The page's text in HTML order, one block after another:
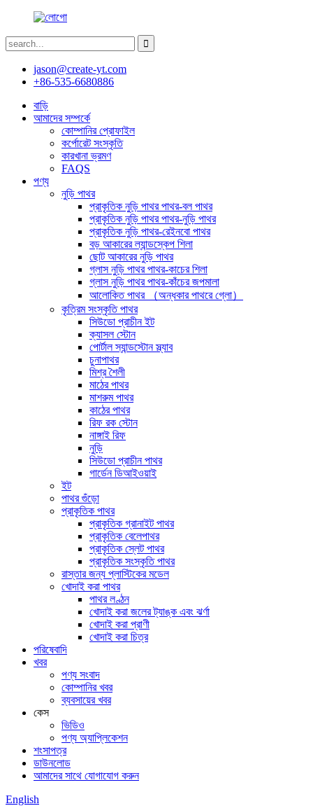
jason@create-yt.com
+86-535-6680886
বাড়ি
আমাদের সম্পর্কে
কোম্পানির প্রোফাইল
কর্পোরেট সংস্কৃতি
কারখানা ভ্রমণ
FAQS
পণ্য
নুড়ি পাথর
প্রাকৃতিক নুড়ি পাথর পাথর-বল পাথর
প্রাকৃতিক নুড়ি পাথর পাথর-নুড়ি পাথর
প্রাকৃতিক নুড়ি পাথর-রেইনবো পাথর
বড় আকারের ল্যান্ডস্কেপ শিলা
ছোট আকারের নুড়ি পাথর
গ্লাস নুড়ি পাথর পাথর-কাচের শিলা
গ্লাস নুড়ি পাথর পাথর-কাঁচের জপমালা
আলোকিত পাথর （অন্ধকার পাথরে গ্লো）
কৃত্রিম সংস্কৃতি পাথর
সিউডো প্রাচীন ইট
ক্যাসল স্টোন
পোর্টাল স্যান্ডস্টোন স্ল্যাব
চুনাপাথর
মিশ্র শৈলী
মাঠের পাথর
মাশরুম পাথর
কাঠের পাথর
রিফ রক স্টোন
নাঙ্গাই রিফ
নুড়ি
সিউডো প্রাচীন পাথর
গার্ডেন ডিআইওয়াই
ইট
পাথর গুঁড়ো
প্রাকৃতিক পাথর
প্রাকৃতিক গ্রানাইট পাথর
প্রাকৃতিক বেলেপাথর
প্রাকৃতিক স্লেট পাথর
প্রাকৃতিক সংস্কৃতি পাথর
রাস্তার জন্য প্লাস্টিকের মডেল
খোদাই করা পাথর
পাথর লণ্ঠন
খোদাই করা জলের ট্যাঙ্ক এবং ঝর্ণা
খোদাই করা প্রাণী
খোদাই করা চিত্র
পরিষেবাদি
খবর
পণ্য সংবাদ
কোম্পানির খবর
ব্যবসায়ের খবর
কেস
ভিডিও
পণ্য অ্যাপ্লিকেশন
শংসাপত্র
ডাউনলোড
আমাদের সাথে যোগাযোগ করুন
English